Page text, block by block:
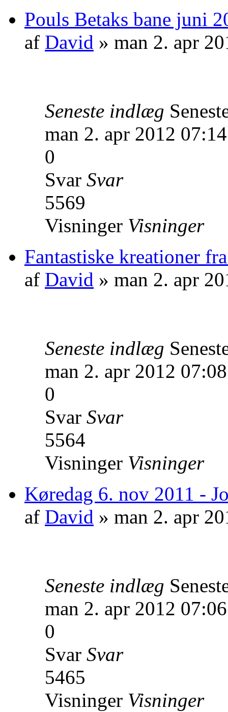
Pouls Betaks bane juni
af David » man 2. apr
Seneste indlæg
man 2. apr 2012 07:14
0
Svar Svar
5569
Visninger Visninger
Fantastiske kreationer
af David » man 2. apr
Seneste indlæg
man 2. apr 2012 07:08
0
Svar Svar
5564
Visninger Visninger
Køredag 6. nov 2011 -
af David » man 2. apr
Seneste indlæg
man 2. apr 2012 07:06
0
Svar Svar
5465
Visninger Visninger